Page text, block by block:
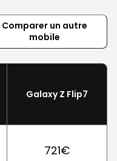
Comparer un autre
mobile
Galaxy Z Flip7
721€